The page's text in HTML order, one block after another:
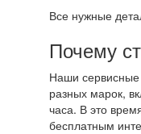
Все нужные
Почему
Наши
разных марок,
часа. В это
бесплатным